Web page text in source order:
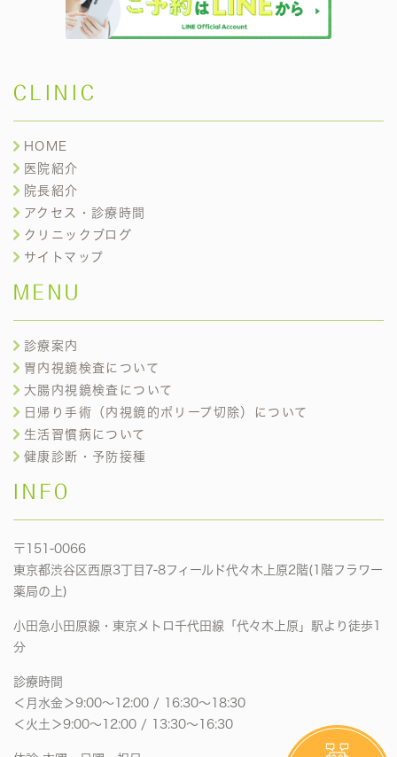
CLINIC
HOME
医院紹介
院長紹介
アクセス・診療時間
クリニックブログ
サイトマップ
MENU
診療案内
胃内視鏡検査について
大腸内視鏡検査について
日帰り手術（内視鏡的ポリープ切除）について
生活習慣病について
健康診断・予防接種
INFO
〒151-0066
東京都渋谷区西原3丁目7-8フィールド代々木上原2階(1階フラワー
薬局の上)
小田急小田原線・東京メトロ千代田線「代々木上原」駅より徒歩1
分
診療時間
＜月水金＞9:00〜12:00 / 16:30〜18:30
＜火土＞9:00〜12:00 / 13:30〜16:30